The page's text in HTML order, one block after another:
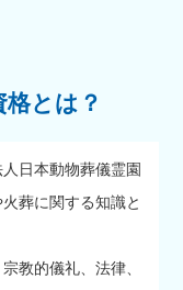
とは？
日本動物葬儀霊園
葬に関する知識と
教的儀礼、法律、